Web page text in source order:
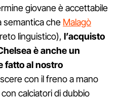
giovane è accettabile
semantica che Malagò
linguistico), l’acquisto
è anche un
fatto al nostro
con il freno a mano
calciatori di dubbio